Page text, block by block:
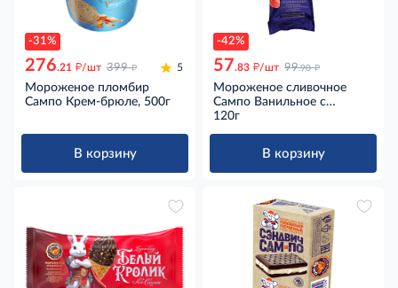
-31%
276.21 д/шт 399 д 5
Мороженое пломбир
Сампо Крем-брюле, 500г
В корзину
-42%
57.83 д/шт 99.90 д
Мороженое сливочное
Сампо Ванильное с
клубникой в вафельном
120г
В корзину